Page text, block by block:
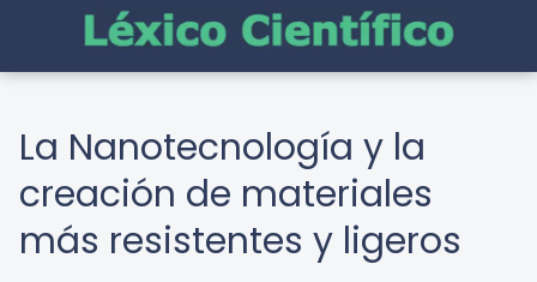
La Nanotecnología y la
creación de materiales
más resistentes y ligeros